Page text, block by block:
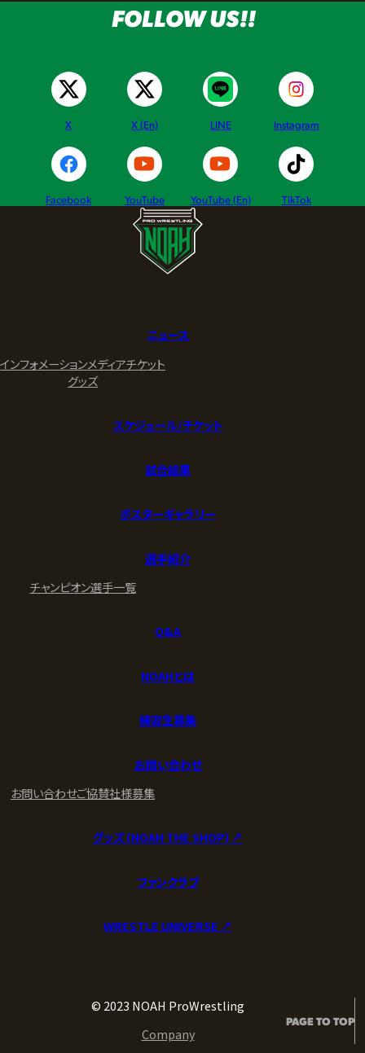
FOLLOW US!!
X X (En) LINE Instagram
Facebook YouTube YouTube (En) TikTok
ニュース
インフォメーションメディアチケット
グッズ
スケジュール/チケット
試合結果
ポスターギャラリー
選手紹介
チャンピオン選手一覧
Q&A
NOAHとは
練習生募集
お問い合わせ
お問い合わせご協賛社様募集
グッズ (NOAH THE SHOP) ↗︎
ファンクラブ
WRESTLE UNIVERSE ↗︎
© 2023 NOAH ProWrestling
Company
PAGE TO TOP